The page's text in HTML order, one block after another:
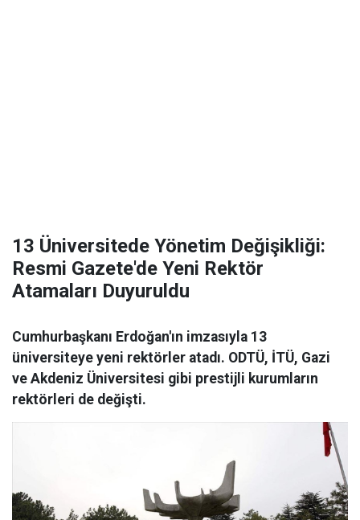
13 Üniversitede Yönetim Değişikliği:
Resmi Gazete'de Yeni Rektör
Atamaları Duyuruldu
Cumhurbaşkanı Erdoğan'ın imzasıyla 13
üniversiteye yeni rektörler atadı. ODTÜ, İTÜ, Gazi
ve Akdeniz Üniversitesi gibi prestijli kurumların
rektörleri de değişti.